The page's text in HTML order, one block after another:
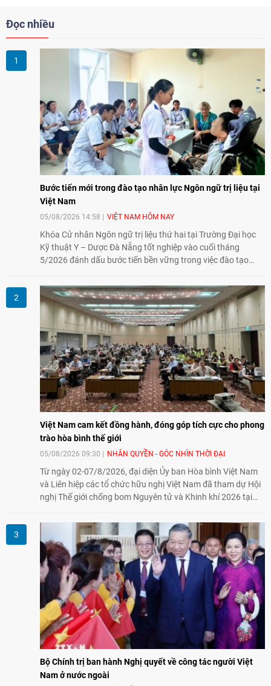
Đọc nhiều
Bước tiến mới trong đào tạo nhân lực Ngôn ngữ trị liệu tại
Việt Nam
05/08/2026 14:58 VIỆT NAM HÔM NAY
Khóa Cử nhân Ngôn ngữ trị liệu thứ hai tại Trường Đại học
Kỹ thuật Y – Dược Đà Nẵng tốt nghiệp vào cuối tháng
5/2026 đánh dấu bước tiến bền vững trong việc đào tạo
tại Việt Nam.
Việt Nam cam kết đồng hành, đóng góp tích cực cho phong
trào hòa bình thế giới
05/08/2026 09:30 NHÂN QUYỀN - GÓC NHÌN THỜI ĐẠI
Từ ngày 02-07/8/2026, đại diện Ủy ban Hòa bình Việt Nam
và Liên hiệp các tổ chức hữu nghị Việt Nam đã tham dự Hội
nghị Thế giới chống bom Nguyên tử và Khinh khí 2026 tại
đồng hành cùng với phong trào hoà bình của nhân dân
Nhật Bản và thế giới ủng hộ giải trừ vũ khí hạt nhân của Việt
Nam.
Bộ Chính trị ban hành Nghị quyết về công tác người Việt
Nam ở nước ngoài